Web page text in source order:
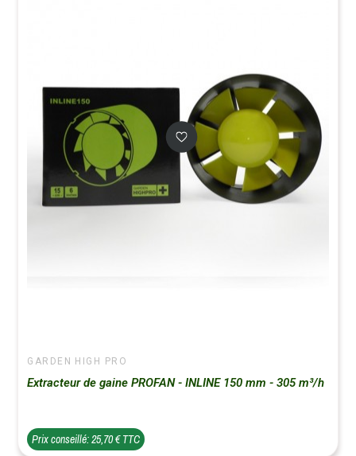
GARDEN HIGH PRO
Extracteur de gaine PROFAN - INLINE 150 mm - 305 m³/h
Prix conseillé: 25,70 € TTC